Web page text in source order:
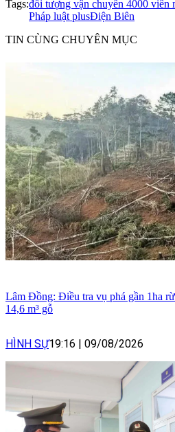
Tags:đối tượng vận chuyển 4000 viên
Pháp luật plusĐiện Biên
TIN CÙNG CHUYÊN MỤC
Lâm Đồng: Điều tra vụ phá gần 1ha
14,6 m³ gỗ
HÌNH SỰ19:16 09/08/2026